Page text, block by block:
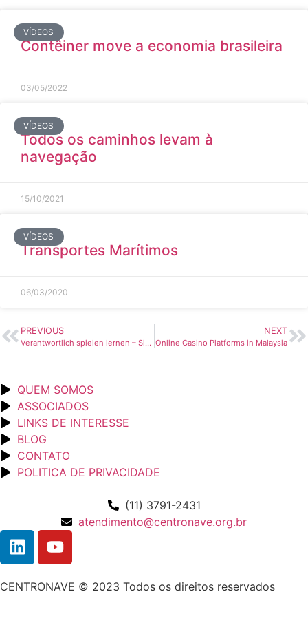
VÍDEOS
Contêiner move a economia brasileira
03/05/2022
VÍDEOS
Todos os caminhos levam à
navegação
15/10/2021
VÍDEOS
Transportes Marítimos
06/03/2020
PREVIOUS
Verantwortlich spielen lernen – Sicherheit im Fokus
NEXT
Online Casino Platforms in Malaysia
QUEM SOMOS
ASSOCIADOS
LINKS DE INTERESSE
BLOG
CONTATO
POLITICA DE PRIVACIDADE
(11) 3791-2431
atendimento@centronave.org.br
CENTRONAVE © 2023 Todos os direitos reservados